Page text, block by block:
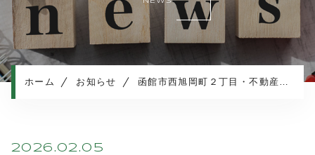
仲介売却
業者買取
ホーム お知らせ 函館市西旭岡町２丁目・不動産売却査定のご依頼
2026.02.05